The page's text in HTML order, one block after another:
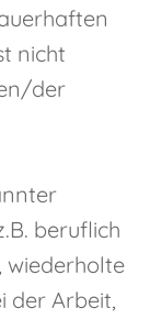
nicht
der
beruflich
wiederholte
der Arbeit,